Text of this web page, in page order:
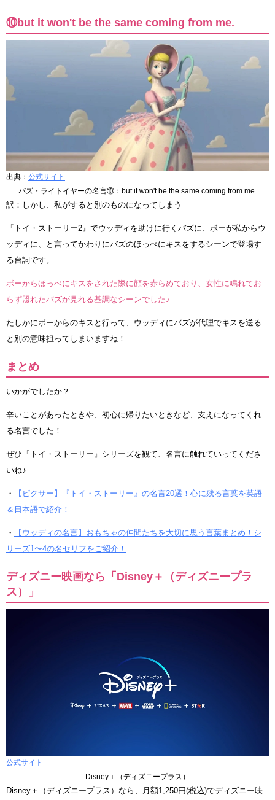
⑩but it won't be the same coming from me.
出典： 公式サイト
バズ・ライトイヤーの名言⑩：but it won't be the same coming from me.
訳：しかし、私がすると別のものになってしまう
『トイ・ストーリー2』でウッディを助けに行くバズに、ボーが私からウ
ッディに、と言ってかわりにバズのほっぺにキスをするシーンで登場す
る台詞です。
ボーからほっぺにキスをされた際に顔を赤らめており、女性に鳴れてお
らず照れたバズが見れる基調なシーンでした♪
たしかにボーからのキスと行って、ウッディにバズが代理でキスを送る
と別の意味担ってしまいますね！
まとめ
いかがでしたか？
辛いことがあったときや、初心に帰りたいときなど、支えになってくれ
る名言でした！
ぜひ『トイ・ストーリー』シリーズを観て、名言に触れていってくださ
いね♪
・
【ピクサー】『トイ・ストーリー』の名言20選！心に残る言葉を英語
＆日本語で紹介！
・
【ウッディの名言】おもちゃの仲間たちを大切に思う言葉まとめ！シ
リーズ1〜4の名セリフをご紹介！
ディズニー映画なら「Disney＋（ディズニープラ
ス）」
公式サイト
Disney＋（ディズニープラス）
Disney＋（ディズニープラス）なら、月額1,250円(税込)でディズニー映